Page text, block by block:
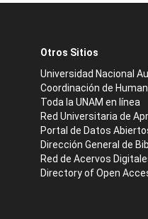
Otros Sitios
Universidad Nacional
Coordinación de
Toda la UNAM en línea
Red Universitaria de
Portal de Datos
Dirección General de
Red de Acervos
Directory of Open